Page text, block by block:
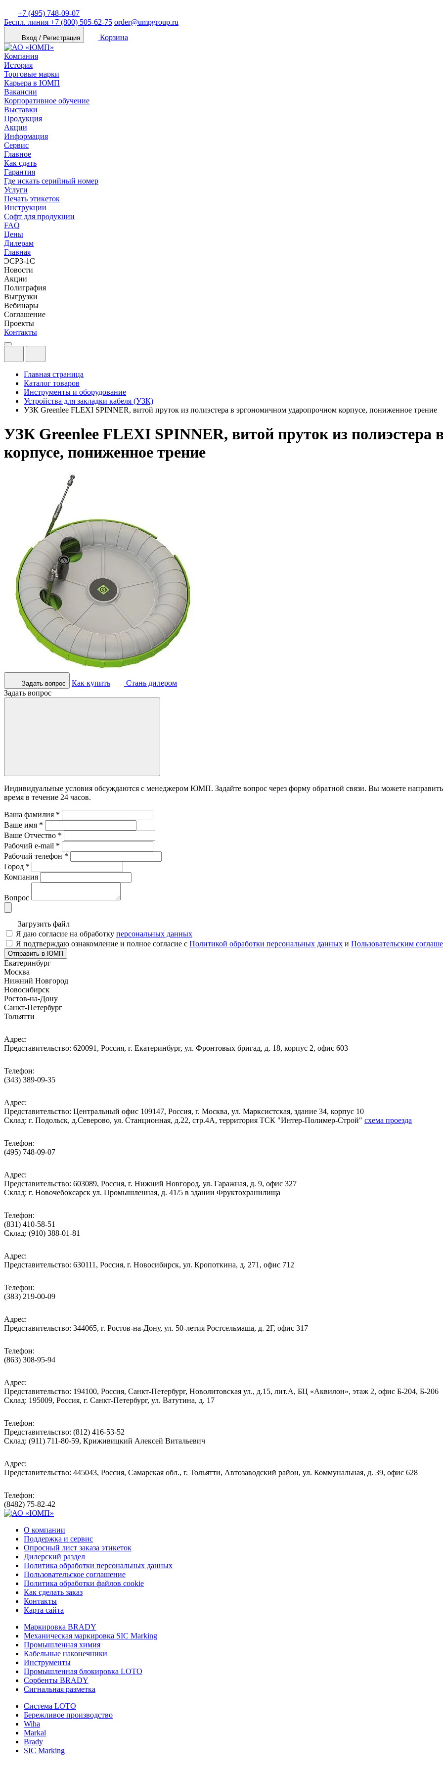
+7 (495) 748-09-07
Беспл. линия +7 (800) 505-62-75 order@umpgroup.ru
Вход / Регистрация Корзина
Компания
История
Торговые марки
Карьера в ЮМП
Вакансии
Корпоративное обучение
Выставки
Продукция
Акции
Информация
Сервис
Главное
Как сдать
Гарантия
Где искать серийный номер
Услуги
Печать этикеток
Инструкции
Софт для продукции
FAQ
Цены
Дилерам
Главная
ЭСРЗ-1С
Новости
Акции
Полиграфия
Выгрузки
Вебинары
Соглашение
Проекты
Контакты
Главная страница
Каталог товаров
Инструменты и оборудование
Устройства для закладки кабеля (УЗК)
УЗК Greenlee FLEXI SPINNER, витой пруток из полиэстера в эргономичном ударопрочном корпусе, пониженное трение
УЗК Greenlee FLEXI SPINNER, витой пруток из полиэстера
корпусе, пониженное трение
Задать вопрос Как купить
Стань дилером
Задать вопрос
Индивидуальные условия обсуждаются с менеджером ЮМП. Задайте вопрос через форму обратной связи. Вы можете
время в течение 24 часов.
Ваша фамилия *
Ваше имя *
Ваше Отчество *
Рабочий e-mail *
Рабочий телефон *
Город *
Компания
Вопрос
Загрузить файл
Я даю согласие на обработку персональных данных
Я подтверждаю ознакомление и полное согласие с Политикой обработки персональных данных и Пользовательским
Отправить в ЮМП
Екатеринбург
Москва
Нижний Новгород
Новосибирск
Ростов-на-Дону
Санкт-Петербург
Тольятти
Адрес:
Представительство: 620091, Россия, г. Екатеринбург, ул. Фронтовых бригад, д. 18, корпус 2, офис 603
Телефон:
(343) 389-09-35
Адрес:
Представительство: Центральный офис 109147, Россия, г. Москва, ул. Марксистская, здание 34, корпус 10
Cклад: г. Подольск, д.Северово, ул. Станционная, д.22, стр.4А, территория ТСК "Интер-Полимер-Строй" схема проезда
Телефон:
(495) 748-09-07
Адрес:
Представительство: 603089, Россия, г. Нижний Новгород, ул. Гаражная, д. 9, офис 327
Склад: г. Новочебоксарск ул. Промышленная, д. 41/5 в здании Фруктохранилища
Телефон:
(831) 410-58-51
Склад: (910) 388-01-81
Адрес:
Представительство: 630111, Россия, г. Новосибирск, ул. Кропоткина, д. 271, офис 712
Телефон:
(383) 219-00-09
Адрес:
Представительство: 344065, г. Ростов-на-Дону, ул. 50-летия Ростсельмаша, д. 2Г, офис 317
Телефон:
(863) 308-95-94
Адрес:
Представительство: 194100, Россия, Санкт-Петербург, Новолитовская ул., д.15, лит.А, БЦ «Аквилон», этаж 2, офис Б-204, Б-206
Склад: 195009, Россия, г. Санкт-Петербург, ул. Ватутина, д. 17
Телефон:
Представительство: (812) 416-53-52
Склад: (911) 711-80-59, Криживицкий Алексей Витальевич
Адрес:
Представительство: 445043, Россия, Самарская обл., г. Тольятти, Автозаводский район, ул. Коммунальная, д. 39, офис 628
Телефон:
(8482) 75-82-42
О компании
Поддержка и сервис
Опросный лист заказа этикеток
Дилерский раздел
Политика обработки персональных данных
Пользовательское соглашение
Политика обработки файлов cookie
Как сделать заказ
Контакты
Карта сайта
Маркировка BRADY
Механическая маркировка SIC Marking
Промышленная химия
Кабельные наконечники
Инструменты
Промышленная блокировка LOTO
Сорбенты BRADY
Сигнальная разметка
Система LOTO
Бережливое производство
Wiha
Markal
Brady
SIC Marking